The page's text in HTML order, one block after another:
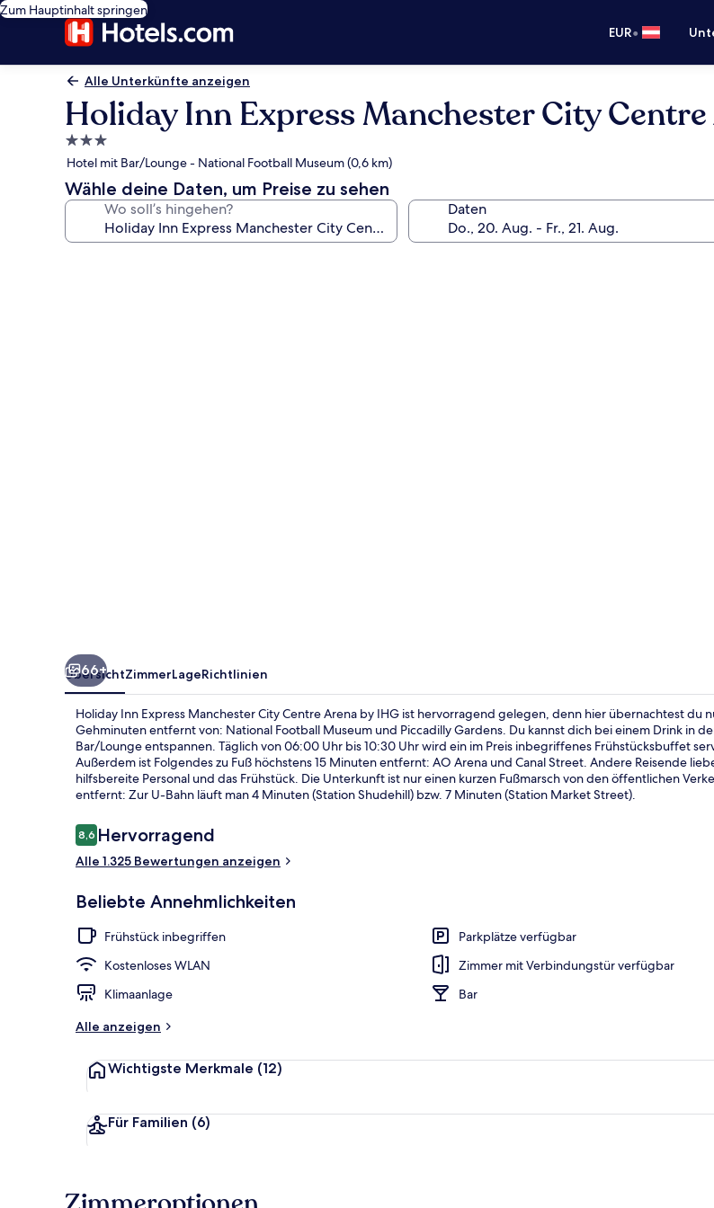
Zum Hauptinhalt springen
EUR•
Alle Unterkünfte anzeigen
Holiday Inn Express Manchester City
3.0-
Sterne-
Unterkunft
Hotel mit Bar/Lounge - National Football Museum (0,6 km)
Wähle deine Daten, um Preise zu sehen
Wo soll’s hingehen? Daten
66+
ÜbersichtZimmerLageRichtlinien
Holiday Inn Express Manchester City Centre Arena by IHG ist hervorragend gelegen, denn hier übernachtest du
Gehminuten entfernt von: National Football Museum und Piccadilly Gardens. Du kannst dich bei einem Drink in
Bar/Lounge entspannen. Täglich von 06:00 Uhr bis 10:30 Uhr wird ein im Preis inbegriffenes Frühstücksbuffet
Außerdem ist Folgendes zu Fuß höchstens 15 Minuten entfernt: AO Arena und Canal Street. Andere Reisende
hilfsbereite Personal und das Frühstück. Die Unterkunft ist nur einen kurzen Fußmarsch von den öffentlichen
entfernt: Zur U-Bahn läuft man 4 Minuten (Station Shudehill) bzw. 7 Minuten (Station Market Street).
Bewertungen
8,68,6 von 10.
Hervorragend
Alle 1.325 Bewertungen anzeigen
Beliebte Annehmlichkeiten
Frühstück inbegriffen
Parkplätze verfügbar
Kostenloses WLAN
Zimmer mit Verbindungstür verfügbar
Klimaanlage
Bar
Alle anzeigen
Wichtigste Merkmale (12)
Für Familien (6)